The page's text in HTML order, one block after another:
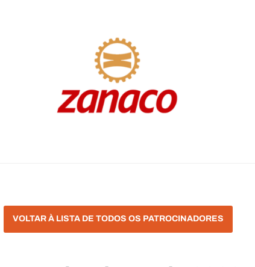
VOLTAR À LISTA DE TODOS OS PATROCINADORES